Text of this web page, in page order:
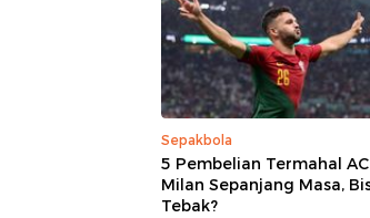
Sepakbola
5 Pembelian Termahal AC
Milan Sepanjang Masa,
Tebak?